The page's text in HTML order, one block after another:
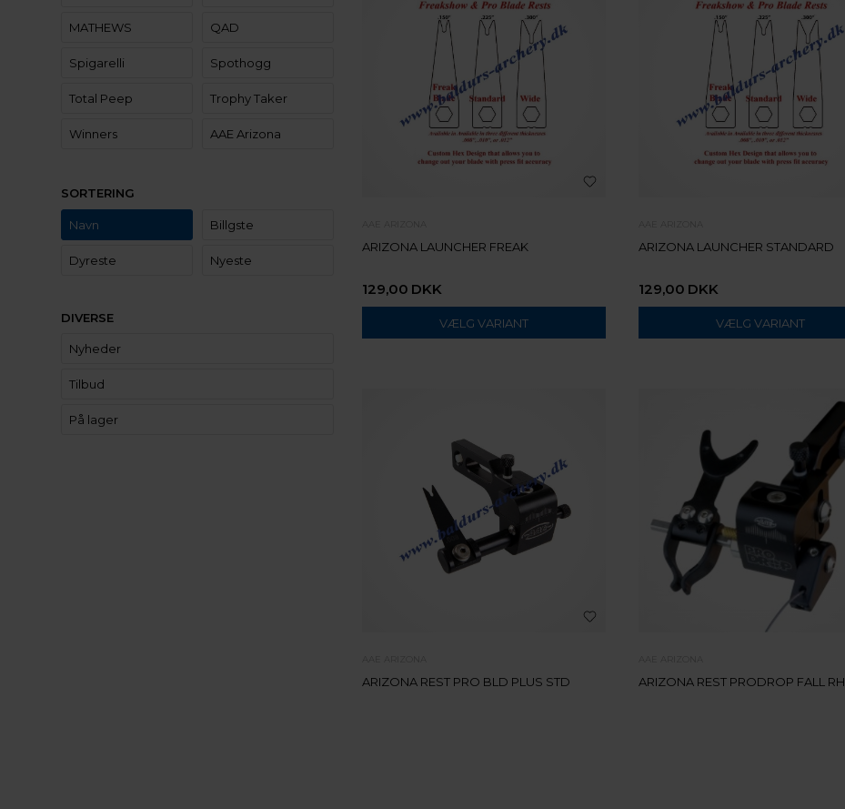
MATHEWS QAD
Spigarelli Spothogg
Total Peep Trophy Taker
Winners AAE Arizona
SORTERING
Navn Billgste
Dyreste Nyeste
DIVERSE
Nyheder
Tilbud
På lager
ARIZONA LAUNCHER FREAK
129,00 DKK
VÆLG VARIANT
ARIZONA LAUNCHER STANDARD
129,00 DKK
VÆLG VARIANT
ARIZONA REST PRO BLD PLUS STD ARIZONA REST PRODROP FALL RH